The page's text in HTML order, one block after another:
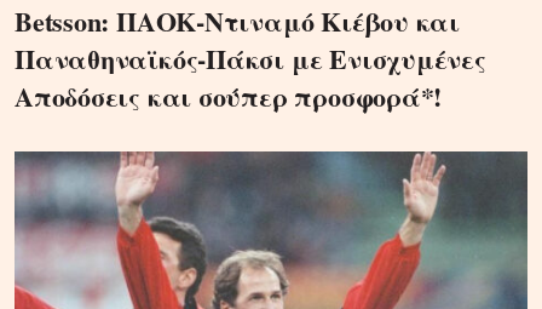
Betsson: ΠΑΟΚ-Ντιναμό Κιέβου και
Παναθηναϊκός-Πάκσι με Ενισχυμένες
Αποδόσεις και σούπερ προσφορά*!